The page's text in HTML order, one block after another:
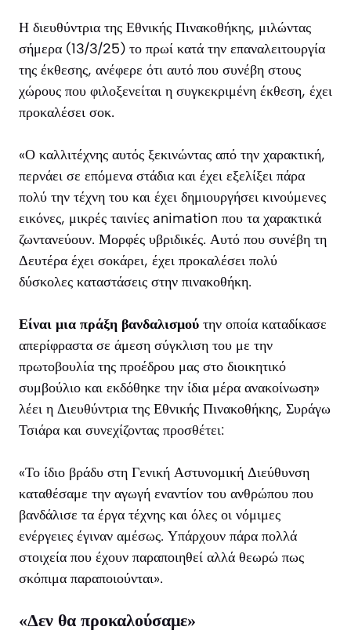
Η διευθύντρια της Εθνικής Πινακοθήκης, μιλώντας
σήμερα (13/3/25) το πρωί κατά την επαναλειτουργία
της έκθεσης, ανέφερε ότι αυτό που συνέβη στους
χώρους που φιλοξενείται η συγκεκριμένη έκθεση, έχει
προκαλέσει σοκ.
«Ο καλλιτέχνης αυτός ξεκινώντας από την χαρακτική,
περνάει σε επόμενα στάδια και έχει εξελίξει πάρα
πολύ την τέχνη του και έχει δημιουργήσει κινούμενες
εικόνες, μικρές ταινίες animation που τα χαρακτικά
ζωντανεύουν. Μορφές υβριδικές. Αυτό που συνέβη τη
Δευτέρα έχει σοκάρει, έχει προκαλέσει πολύ
δύσκολες καταστάσεις στην πινακοθήκη.
Είναι μια πράξη βανδαλισμού την οποία καταδίκασε
απερίφραστα σε άμεση σύγκλιση του με την
πρωτοβουλία της προέδρου μας στο διοικητικό
συμβούλιο και εκδόθηκε την ίδια μέρα ανακοίνωση»
λέει η Διευθύντρια της Εθνικής Πινακοθήκης, Συράγω
Τσιάρα και συνεχίζοντας προσθέτει:
«Το ίδιο βράδυ στη Γενική Αστυνομική Διεύθυνση
καταθέσαμε την αγωγή εναντίον του ανθρώπου που
βανδάλισε τα έργα τέχνης και όλες οι νόμιμες
ενέργειες έγιναν αμέσως. Υπάρχουν πάρα πολλά
στοιχεία που έχουν παραποιηθεί αλλά θεωρώ πως
σκόπιμα παραποιούνται».
«Δεν θα προκαλούσαμε»